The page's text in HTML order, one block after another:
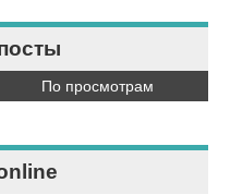
По просмотрам